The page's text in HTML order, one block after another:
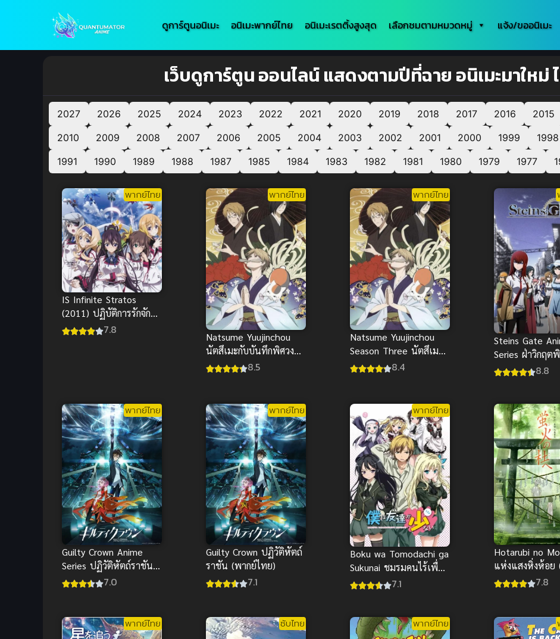
ดูการ์ตูนอนิเมะ อนิเมะพากย์ไทย อนิเมะเรตติ้งสูงสุด เลือกชมตามหมวดหมู่ แจ้ง/ขออนิเมะ
เว็บดูการ์ตูน ออนไลน์ แสดงตามปีที่ฉาย อนิเมะมาใหม่
2027 2026 2025 2024 2023 2022 2021 2020 2019 2018 2017 2016 2015
2010
2009 2008 2007 2006 2005 2004 2003 2002 2001 2000 1999 1998
1991
1990 1989 1988 1987 1985 1984 1983 1982 1981 1980 1979 1977
พากย์ไทย
IS Infinite Stratos
(2011) ปฏิบัติการรักจักร
กลทะยานฟ้า ดูฟรีHD
7.8
พากย์ไทย
Natsume Yuujinchou
นัตสึเมะกับบันทึกพิศวง
ภาค 3
8.5
พากย์ไทย
Natsume Yuujinchou
Season Three นัตสึเมะ
กับบันทึกพิศวง ภาค 3
8.4
Steins Gate
Series ฝ่าวิกฤต
เวลา พากย์ไทย
8.8
พากย์ไทย
Guilty Crown Anime
Series ปฏิวัติหัตถ์ราชัน
พากย์ไทย 7.0
พากย์ไทย
Guilty Crown ปฏิวัติหัตถ์
ราชัน (พากย์ไทย)
7.1
พากย์ไทย
Boku wa Tomodachi ga
Sukunai ชมรมคนไร้เพื่อน
ภาค 1 (พากย์ไทย)
7.1
Hotarubi no
แห่งแสงหิ่งห้อย
ซับไทย
7.8
พากย์ไทย ซับไทย พากย์ไทย